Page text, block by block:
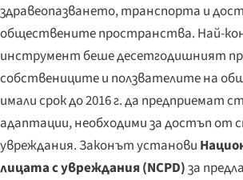
здравеопазването, транспорта и
обществените пространства. Най-
инструмент беше десетгодишният
собствениците и ползвателите на
имали срок до 2016 г. да предприемат
адаптации, необходими за достъп от
увреждания. Законът установи
лицата с увреждания (NCPD)за